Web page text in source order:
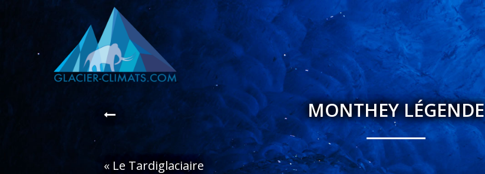
MONTHEY LÉGENDE
« Le Tardiglaciaire